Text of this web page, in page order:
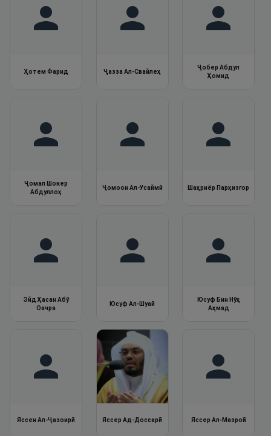
Ҳотем Фарид Ҷазза Ал-Свайлеҳ
Ҷобер Абдул
Ҳомид
Ҷомал Шокер
Абдуллоҳ
Ҷомоон Ал-Усаймӣ Шаҳриёр Парҳизгор
Эйд Ҳасан Абӯ
Оачра
Юсуф Ал-Шуаӣ
Юсуф Бин Нӯҳ
Аҳмад
Яссен Ал-Ҷазоирӣ Яссер Ад-Доссарӣ Яссер Ал-Мазроӣ